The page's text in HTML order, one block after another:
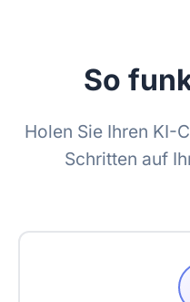
So
Holen Sie Ihren KI-
Schritten auf